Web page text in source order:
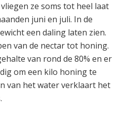
ze soms tot heel laat
juni en juli. In de
een daling laten zien.
van de nectar tot honing.
van rond de 80% en er
om een kilo honing te
van het water verklaart het